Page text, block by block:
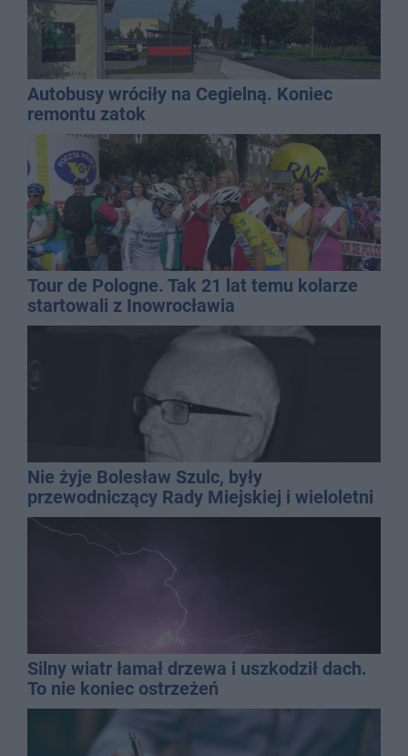
Autobusy wróciły na Cegielną. Koniec
remontu zatok
Tour de Pologne. Tak 21 lat temu kolarze
startowali z Inowrocławia
Nie żyje Bolesław Szulc, były
przewodniczący Rady Miejskiej i wieloletni
dyrektor SP 14
Silny wiatr łamał drzewa i uszkodził dach.
To nie koniec ostrzeżeń